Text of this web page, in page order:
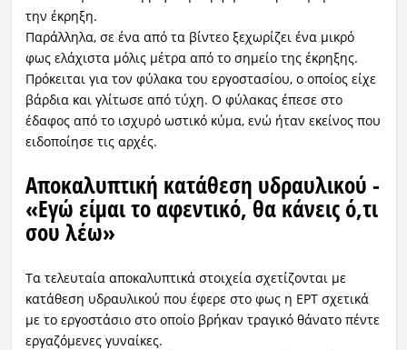
την έκρηξη.
Παράλληλα, σε ένα από τα βίντεο ξεχωρίζει ένα μικρό
φως ελάχιστα μόλις μέτρα από το σημείο της έκρηξης.
Πρόκειται για τον φύλακα του εργοστασίου, ο οποίος είχε
βάρδια και γλίτωσε από τύχη. Ο φύλακας έπεσε στο
έδαφος από το ισχυρό ωστικό κύμα, ενώ ήταν εκείνος που
ειδοποίησε τις αρχές.
Αποκαλυπτική κατάθεση υδραυλικού -
«Εγώ είμαι το αφεντικό, θα κάνεις ό,τι
σου λέω»
Τα τελευταία αποκαλυπτικά στοιχεία σχετίζονται με
κατάθεση υδραυλικού που έφερε στο φως η ΕΡΤ σχετικά
με το εργοστάσιο στο οποίο βρήκαν τραγικό θάνατο πέντε
εργαζόμενες γυναίκες.